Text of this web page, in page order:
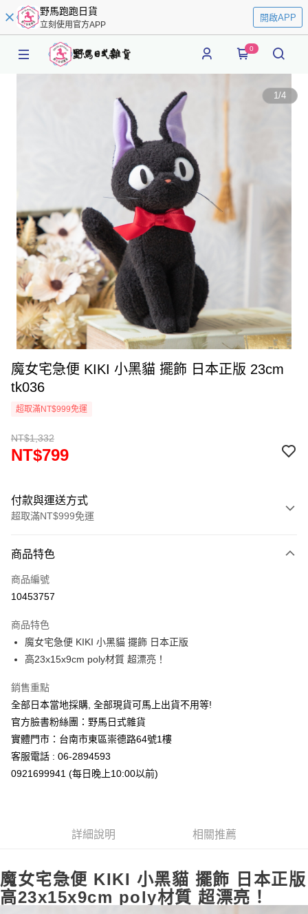
野馬跑跑日貨
立刻使用官方APP
開啟APP
0
1/4
魔女宅急便 KIKI 小黑貓 擺飾 日本正版 23cm
tk036
超取滿NT$999免運
NT$1,332
NT$799
付款與運送方式
超取滿NT$999免運
信用卡一次付款
信用卡分期付款
合作金庫商業銀行
華南商業銀行
彰化商業銀行
上海商業儲蓄銀行
臺灣中小企業銀行
匯豐（台灣）商業銀行
華泰商業銀行
聯邦商業銀行
元大商業銀行
永豐商業銀行
台新國際商業銀行
台灣樂天信用卡公司
超商取貨付款
LINE Pay
Apple Pay
街口支付
悠遊付
Google Pay
付款後全家取貨
每筆NT$65，滿NT$999(含以上)免運費
商品特色
商品編號
10453757
商品特色
魔女宅急便 KIKI 小黑貓 擺飾 日本正版
高23x15x9cm poly材質 超漂亮！
銷售重點
全部日本當地採購, 全部現貨可馬上出貨不用等!
官方臉書粉絲團：野馬日式雜貨
實體門市：台南市東區崇德路64號1樓
客服電話 : 06-2894593
0921699941 (每日晚上10:00以前)
詳細說明 相關推薦
魔女宅急便 KIKI 小黑貓 擺飾 日本正版
高23x15x9cm poly材質 超漂亮！